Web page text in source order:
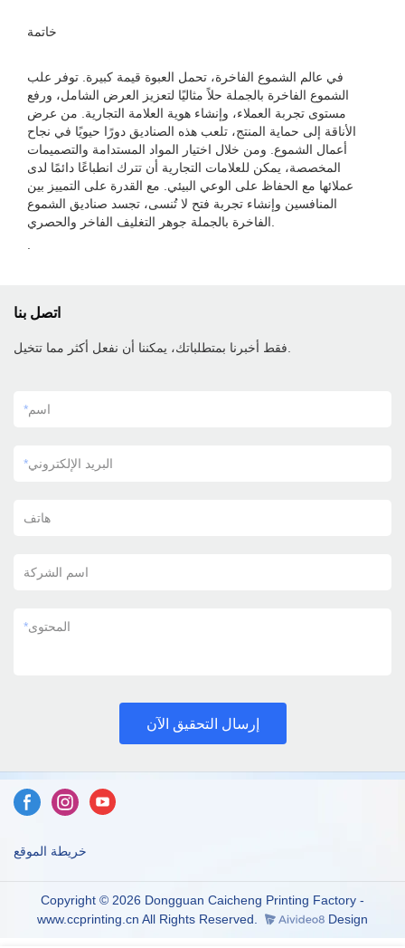
خاتمة
في عالم الشموع الفاخرة، تحمل العبوة قيمة كبيرة. توفر علب
الشموع الفاخرة بالجملة حلاً مثاليًا لتعزيز العرض الشامل، ورفع
مستوى تجربة العملاء، وإنشاء هوية العلامة التجارية. من عرض
الأناقة إلى حماية المنتج، تلعب هذه الصناديق دورًا حيويًا في نجاح
أعمال الشموع. ومن خلال اختيار المواد المستدامة والتصميمات
المخصصة، يمكن للعلامات التجارية أن تترك انطباعًا دائمًا لدى
عملائها مع الحفاظ على الوعي البيئي. مع القدرة على التمييز بين
المنافسين وإنشاء تجربة فتح لا تُنسى، تجسد صناديق الشموع
اتصل بنا
*اسم
*البريد الإلكتروني
هاتف
اسم الشركة
*المحتوى
إرسال التحقيق الآن
خريطة الموقع
Copyright © 2026 Dongguan Caicheng Printing Factory -
www.ccprinting.cn All Rights Reserved.
Design